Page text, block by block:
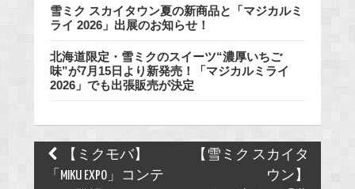
雪ミク スカイタウン夏の新商品と「マジカルミ
ライ 2026」出展のお知らせ！
北海道限定・雪ミクのスイーツ“濃厚いちご
味”が7月15日より新発売！「マジカルミライ
2026」でも出張販売が決定
Post
navigation
【ミクモバ】
「MIKU EXPO」コンテ
【雪ミク スカイタ
ウン】